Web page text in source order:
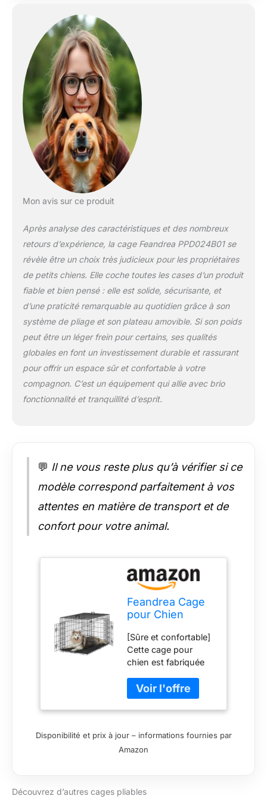
permettent à votre
animal d’entrer et de
sortir facilement. Les
verrous en L
empêchent votre
animal de les ouvrir
lui-même [Choisissez
la bonne taille] Cette
cage de 136 x 79 x
87 cm convient aux
Bernard, Terre-
Neuve. Veuillez lire
nos conseils de
mesure dans les
choisir la bonne taille
[Facile à assembler,
facile à déplacer]
Aucun outil n'est
nécessaire, il suffit de
fixer les verrous. La
cage est pliable.
Grâce aux 2
poignées sur le
animaux est équipée
d'un plateau en
plastique amovible,
ce qui la rend facile à
être nettoyée.
Donnez à votre chien
propre, il vous
remerciera
Mon avis sur ce produit
Après analyse des caractéristiques et des nombreux
retours d’expérience, la cage Feandrea PPD024B01 se
révèle être un choix très judicieux pour les propriétaires
de petits chiens. Elle coche toutes les cases d’un produit
fiable et bien pensé : elle est solide, sécurisante, et
d’une praticité remarquable au quotidien grâce à son
système de pliage et son plateau amovible. Si son poids
peut être un léger frein pour certains, ses qualités
globales en font un investissement durable et rassurant
pour offrir un espace sûr et confortable à votre
compagnon. C’est un équipement qui allie avec brio
fonctionnalité et tranquillité d’esprit.
💬 Il ne vous reste plus qu’à vérifier si ce
modèle correspond parfaitement à vos
attentes en matière de transport et de
confort pour votre animal.
Feandrea Cage
pour Chien
Portes, Plateau
Amovible, 136 x
79 x 87 cm,
Taille XXXL, Noir
PPD054B01
[Sûre et confortable]
Cette cage pour
chien est fabriquée
durable, solide et
résistant à la rouille
avec une surface
tranchants. Voici un
endroit sûr et
portes et verrous,
Disponibilité et prix à jour – informations fournies par
Amazon
Découvrez d’autres cages pliables